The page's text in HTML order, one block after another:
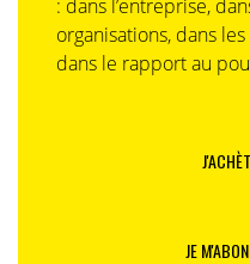
: dans l’entreprise,
organisations, dans
dans le rapport au
JE